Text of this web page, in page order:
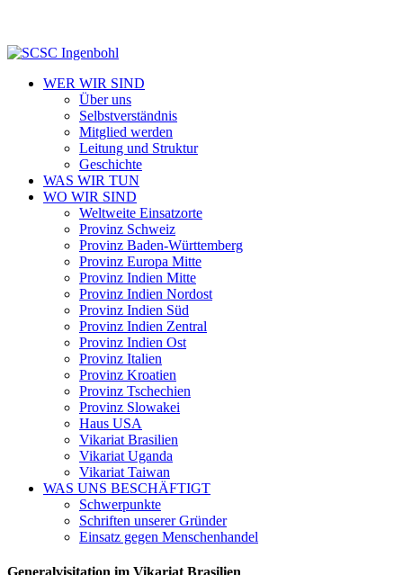
WER WIR SIND
Über uns
Selbstverständnis
Mitglied werden
Leitung und Struktur
Geschichte
WAS WIR TUN
WO WIR SIND
Weltweite Einsatzorte
Provinz Schweiz
Provinz Baden-Württemberg
Provinz Europa Mitte
Provinz Indien Mitte
Provinz Indien Nordost
Provinz Indien Süd
Provinz Indien Zentral
Provinz Indien Ost
Provinz Italien
Provinz Kroatien
Provinz Tschechien
Provinz Slowakei
Haus USA
Vikariat Brasilien
Vikariat Uganda
Vikariat Taiwan
WAS UNS BESCHÄFTIGT
Schwerpunkte
Schriften unserer Gründer
Einsatz gegen Menschenhandel